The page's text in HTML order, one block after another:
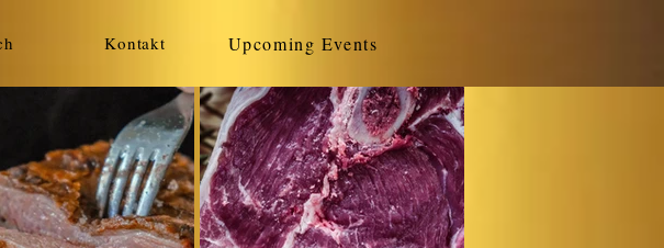
Kontakt Upcoming Events